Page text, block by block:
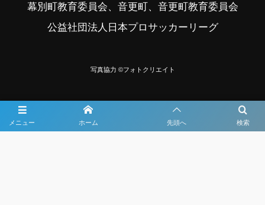
メニュー 検索
ホーム 先頭へ
幕別町教育委員会、音更町、音更町教育委員会
公益社団法人日本プロサッカーリーグ
写真協力 ©フォトクリエイト